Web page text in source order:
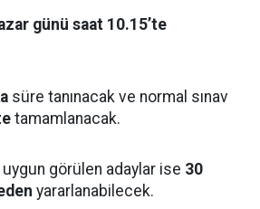
günü saat 10.15’te
süre tanınacak ve normal sınav
tamamlanacak.
uygun görülen adaylar ise 30
yararlanabilecek.